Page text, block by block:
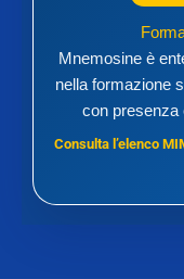
Mnemosine è
nella formazione
con presenza
Consulta l’elenco